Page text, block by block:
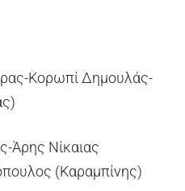
Κορωπί Δημουλάς-
Άρης Νίκαιας
(Καραμπίνης)